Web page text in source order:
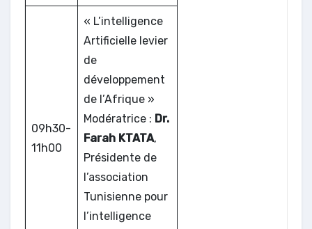
09h30-
11h00
« L’intelligence
Artificielle levier
de
développement
de l’Afrique »
Modératrice : Dr.
Farah KTATA,
Présidente de
l’association
Tunisienne pour
l’intelligence